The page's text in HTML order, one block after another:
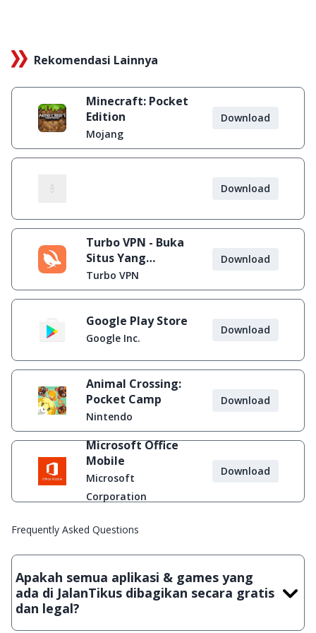
Rekomendasi Lainnya
Minecraft: Pocket
Edition
Mojang
Download
Download
Turbo VPN - Buka
Situs Yang
Diblokir
Turbo VPN
Download
Google Play Store
Google Inc.
Download
Animal Crossing:
Pocket Camp
Nintendo
Download
Microsoft Office
Mobile
Microsoft
Corporation
Download
Frequently Asked Questions
Apakah semua aplikasi & games yang
ada di JalanTikus dibagikan secara gratis
dan legal?